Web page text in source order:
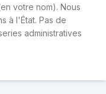
votre nom). Nous
à l'État. Pas de
administratives